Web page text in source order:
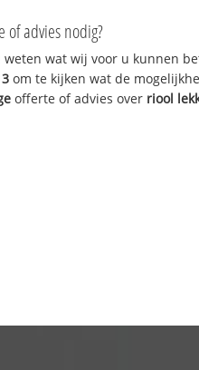
of advies nodig?
weten wat wij voor u kunnen
om te kijken wat de
offerte of advies over riool